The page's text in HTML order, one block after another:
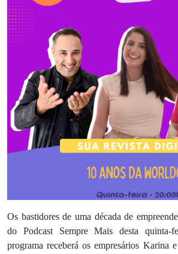
Os bastidores de uma década de
do Podcast Sempre Mais desta
programa receberá os empresários Karina